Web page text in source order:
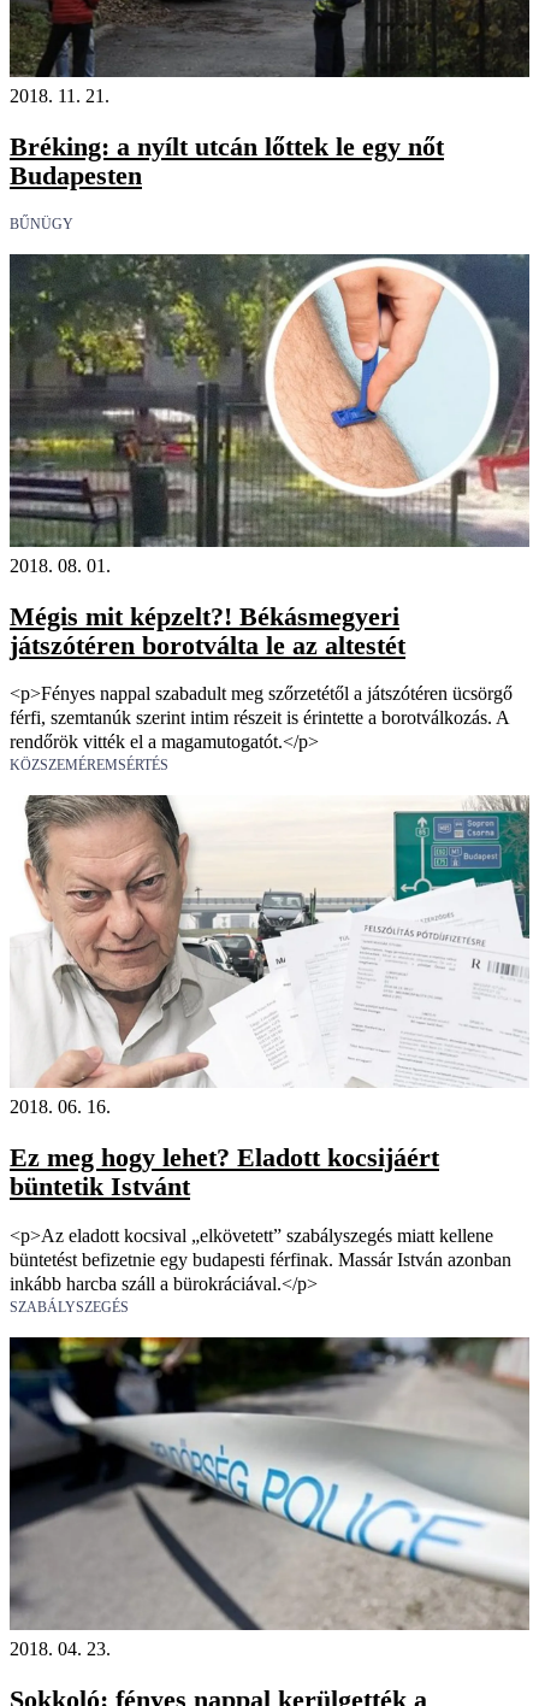
2018. 11. 21.
Bréking: a nyílt utcán lőttek le egy nőt
Budapesten
BŰNÜGY
2018. 08. 01.
Mégis mit képzelt?! Békásmegyeri
játszótéren borotválta le az altestét
<p>Fényes nappal szabadult meg szőrzetétől a játszótéren ücsörgő
férfi, szemtanúk szerint intim részeit is érintette a borotválkozás. A
rendőrök vitték el a magamutogatót.</p>
KÖZSZEMÉREMSÉRTÉS
2018. 06. 16.
Ez meg hogy lehet? Eladott kocsijáért
büntetik Istvánt
<p>Az eladott kocsival „elkövetett” szabályszegés miatt kellene
büntetést befizetnie egy budapesti férfinak. Massár István azonban
inkább harcba száll a bürokráciával.</p>
SZABÁLYSZEGÉS
2018. 04. 23.
Sokkoló: fényes nappal kerülgették a